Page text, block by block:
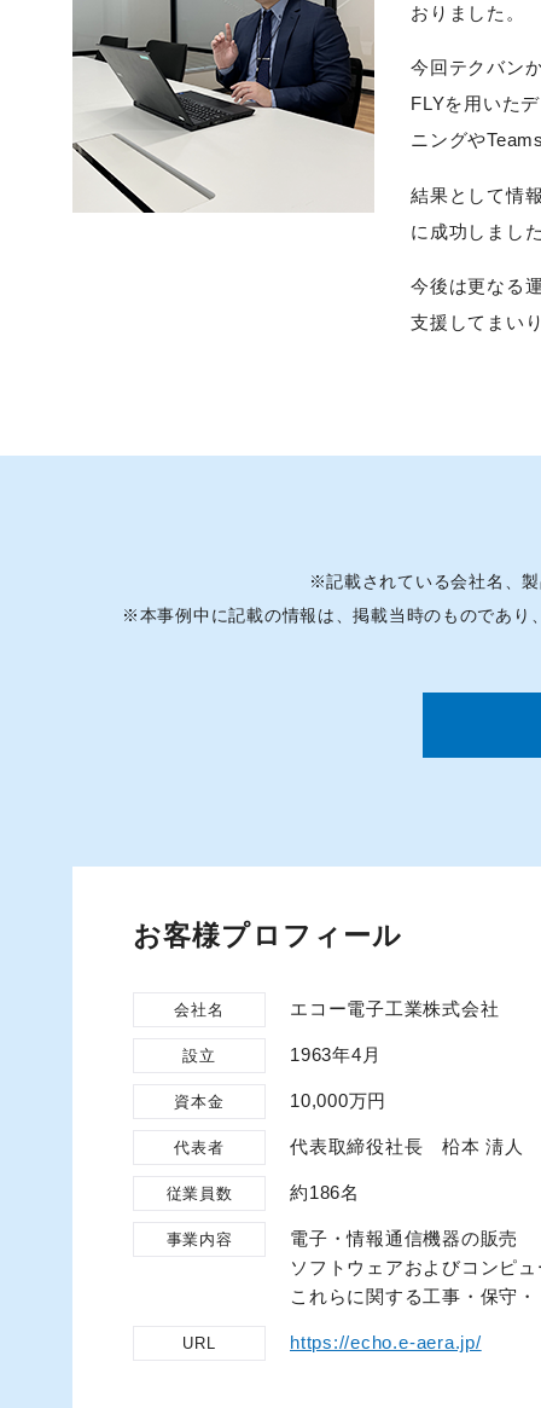
おりました。
今回テクバン
FLYを用いた
ニングや
結果として情
に成功しまし
今後は更なる
支援してまい
※記載されている会社名、
※本事例中に記載の情報は、掲載当時のものであ
お客様プロフィール
会社名 エコー電子工業株式会社
設立 1963年4月
資本金 10,000万円
代表者 代表取締役社長 柗本 淸人
従業員数 約186名
事業内容
電子・情報通信機器の販売
ソフトウェアおよびコンピ
これらに関する工事・保守
URL https://echo.e-aera.jp/